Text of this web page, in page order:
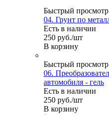
Быстрый просмотр
04. Грунт по
Есть в наличии
250 руб./шт
В корзину
Быстрый просмотр
06.
автомобиля - гель
Есть в наличии
250 руб./шт
В корзину